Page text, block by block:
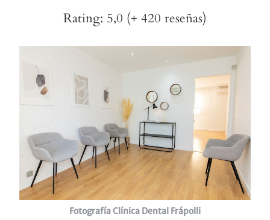
Rating: 5,0 (+ 420 reseñas)
Fotografía Clínica Dental Frápolli